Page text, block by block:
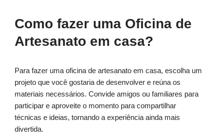
Como fazer uma Oficina de
Artesanato em casa?
Para fazer uma oficina de artesanato em casa, escolha um
projeto que você gostaria de desenvolver e reúna os
materiais necessários. Convide amigos ou familiares para
participar e aproveite o momento para compartilhar
técnicas e ideias, tornando a experiência ainda mais
divertida.